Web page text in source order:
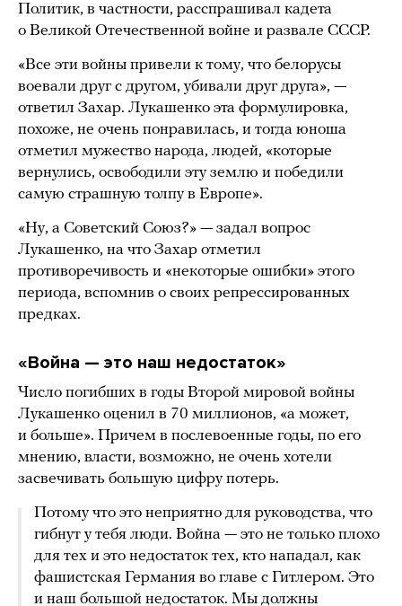
Политик, в частности, расспрашивал кадета
о Великой Отечественной войне и развале СССР.
«Все эти войны привели к тому, что белорусы
воевали друг с другом, убивали друг друга», —
ответил Захар. Лукашенко эта формулировка,
похоже, не очень понравилась, и тогда юноша
отметил мужество народа, людей, «которые
вернулись, освободили эту землю и победили
самую страшную толпу в Европе».
«Ну, а Советский Союз?» — задал вопрос
Лукашенко, на что Захар отметил
противоречивость и «некоторые ошибки» этого
периода, вспомнив о своих репрессированных
предках.
«Война — это наш недостаток»
Число погибших в годы Второй мировой войны
Лукашенко оценил в 70 миллионов, «а может,
и больше». Причем в послевоенные годы, по его
мнению, власти, возможно, не очень хотели
засвечивать большую цифру потерь.
Потому что это неприятно для руководства, что
гибнут у тебя люди. Война — это не только плохо
для тех и это недостаток тех, кто нападал, как
фашистская Германия во главе с Гитлером. Это
и наш большой недостаток. Мы должны